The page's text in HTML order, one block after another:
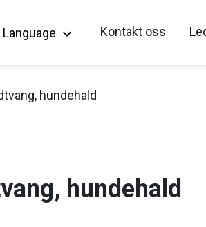
Hopp til
Language keyboard_arrow_down Kontakt oss
hundehald
hundehald